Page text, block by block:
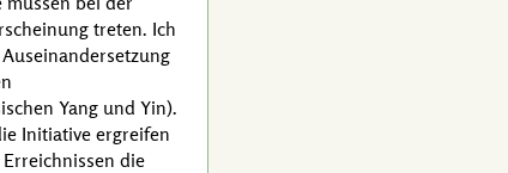
treten. Ich
Yang und Yin).
Initiative ergreifen
die